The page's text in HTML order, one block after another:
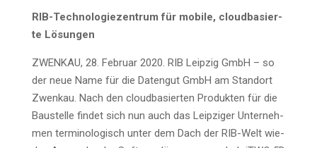
RIB-Tech­no­lo­gie­zen­trum für mobi­le, cloud­ba­sier­
te Lösungen
ZWENKAU, 28. Febru­ar 2020. RIB Leip­zig GmbH – so
der neue Name für die Daten­gut GmbH am Stand­ort
Zwenkau. Nach den cloud­ba­sier­ten Pro­duk­ten für die
Bau­stel­le fin­det sich nun auch das Leip­zi­ger Unter­neh­
men ter­mi­no­lo­gisch unter dem Dach der RIB-Welt wie­